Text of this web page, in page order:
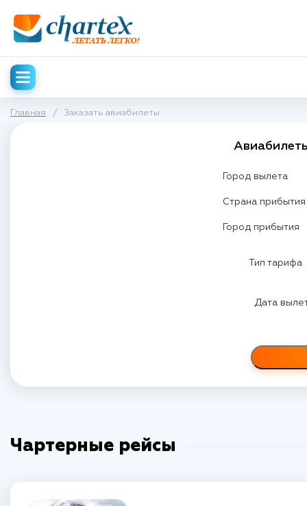
Главная / Заказать авиабилеты
Город вылета
Страна прибытия
Город прибытия
Тип тарифа
Дата
Чартерные рейсы